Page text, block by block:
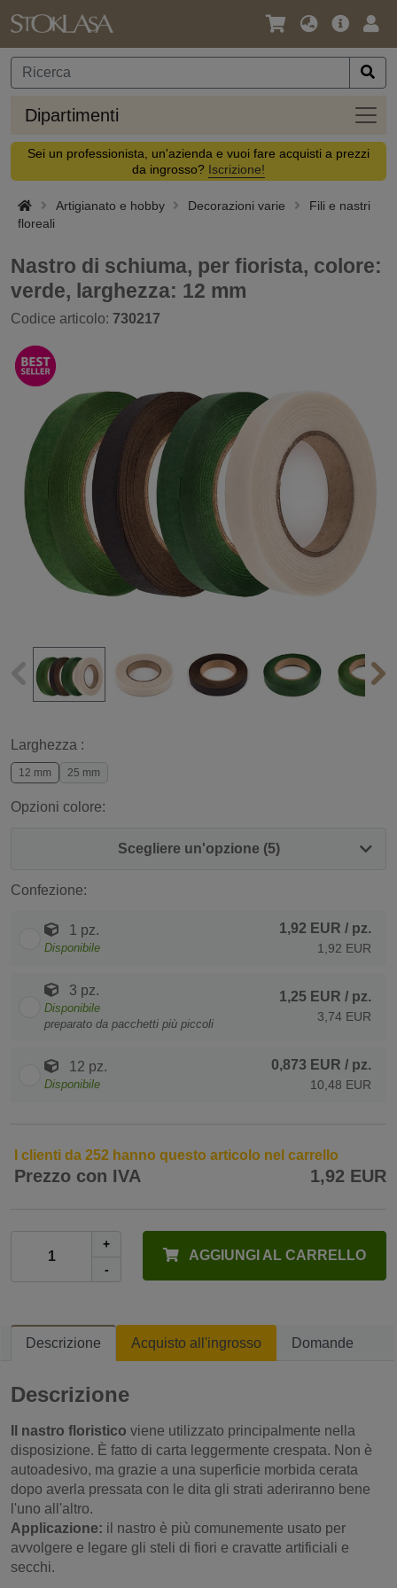
Lingua
Valuta
Offerta
Dipartimenti
Sei un professionista, un'azienda e vuoi fare acquisti a prezzi
da ingrosso? Iscrizione!
Artigianato e hobby Decorazioni varie
Fili e nastri
floreali
Nastro di schiuma, per fiorista, colore:
verde, larghezza: 12 mm
Codice articolo: 730217
Larghezza :
12 mm 25 mm
Opzioni colore:
Scegliere un'opzione (5)
Confezione:
1 pz.
Disponibile
1,92 EUR / pz.
1,92 EUR
3 pz.
Disponibile
preparato da pacchetti più piccoli
1,25 EUR / pz.
3,74 EUR
12 pz.
Disponibile
0,873 EUR / pz.
10,48 EUR
I clienti da 252 hanno questo articolo nel carrello
Prezzo con IVA 1,92 EUR
+
-
AGGIUNGI AL CARRELLO
Descrizione Acquisto all'ingrosso Domande
Descrizione
Il nastro floristico viene utilizzato principalmente nella
disposizione. È fatto di carta leggermente crespata. Non è
autoadesivo, ma grazie a una superficie morbida cerata
dopo averla pressata con le dita gli strati aderiranno bene
l'uno all'altro.
Applicazione: il nastro è più comunemente usato per
avvolgere e legare gli steli di fiori e cravatte artificiali e
secchi.